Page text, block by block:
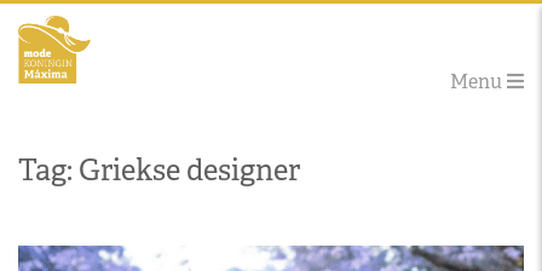
Menu
Tag: Griekse designer